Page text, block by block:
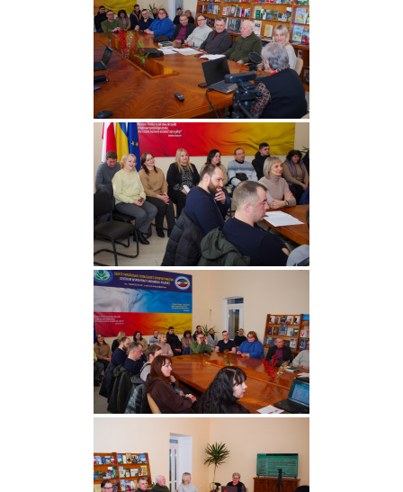
Вибори
ректора
Освітня
діяльність
Абітурієнтам
Наука
Міжнародна